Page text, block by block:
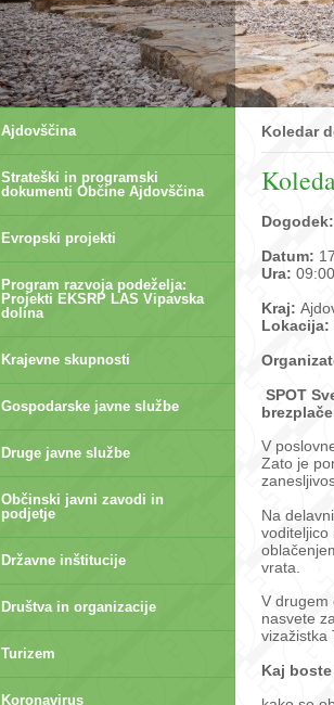
Ajdovščina
Strateški in programski
dokumenti Občine Ajdovščina
Evropski projekti
Program razvoja podeželja:
Projekti EKSRP LAS Vipavska
dolina
Krajevne skupnosti
Gospodarske javne službe
Druge javne službe
Občinski javni zavodi in
podjetje
Državne inštitucije
Društva in organizacije
Turizem
Koronavirus
Koledar
Dogodek:
Datum:
Ura: 09:00
Kraj:
Lokacija:
SPOT
V
Zato je
Na
voditeljico
vrata.
V drugem
nasvete
vizažistka
Kaj